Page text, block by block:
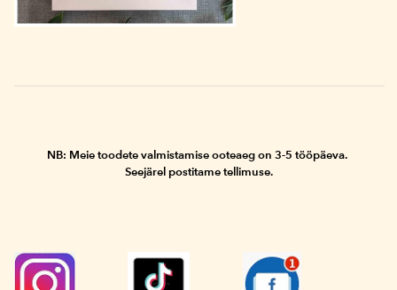
NB: Meie toodete valmistamise ooteaeg on 3-5 tööpäeva.
Seejärel postitame tellimuse.